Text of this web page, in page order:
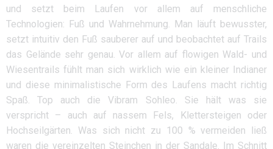
und setzt beim Laufen vor allem auf menschliche
Technologien: Fuß und Wahrnehmung. Man läuft bewusster,
setzt intuitiv den Fuß sauberer auf und beobachtet auf Trails
das Gelände sehr genau. Vor allem auf flowigen Wald- und
Wiesentrails fühlt man sich wirklich wie ein kleiner Indianer
und diese minimalistische Form des Laufens macht richtig
Spaß. Top auch die Vibram Sohleo. Sie hält was sie
verspricht – auch auf nassem Fels, Klettersteigen oder
Hochseilgärten. Was sich nicht zu 100 % vermeiden ließ
waren die vereinzelten Steinchen in der Sandale. Im Schnitt